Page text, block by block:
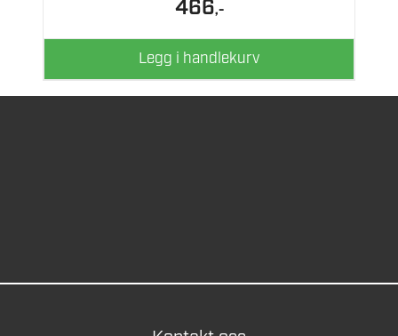
466,-
Legg i handlekurv